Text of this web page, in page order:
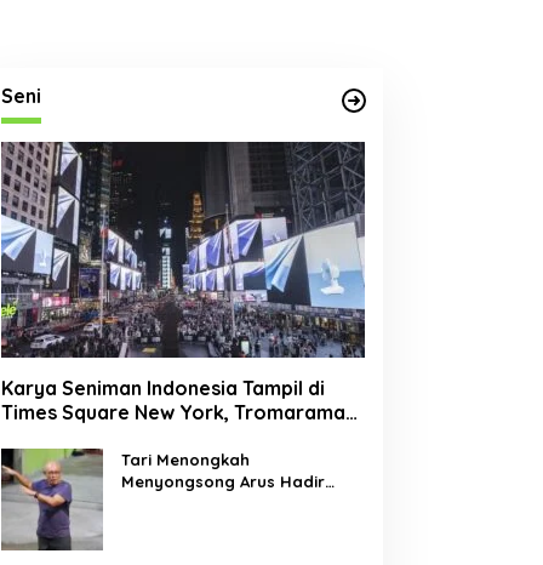
Seni
Karya Seniman Indonesia Tampil di
Times Square New York, Tromarama
Tari Menongkah
Menyongsong Arus Hadir